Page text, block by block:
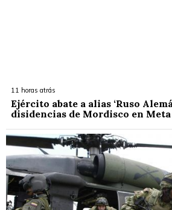
11 horas atrás
Ejército abate a alias ‘Ruso
disidencias de Mordisco en Meta